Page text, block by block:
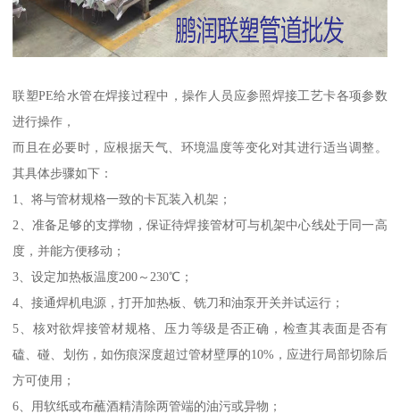
联塑PE给水管在焊接过程中，操作人员应参照焊接工艺卡各项参数
进行操作，
而且在必要时，应根据天气、环境温度等变化对其进行适当调整。
其具体步骤如下：
1、将与管材规格一致的卡瓦装入机架；
2、准备足够的支撑物，保证待焊接管材可与机架中心线处于同一高
度，并能方便移动；
3、设定加热板温度200～230℃；
4、接通焊机电源，打开加热板、铣刀和油泵开关并试运行；
5、核对欲焊接管材规格、压力等级是否正确，检查其表面是否有
磕、碰、划伤，如伤痕深度超过管材壁厚的10%，应进行局部切除后
方可使用；
6、用软纸或布蘸酒精清除两管端的油污或异物；